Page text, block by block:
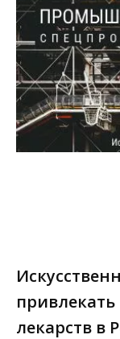
лекарств в